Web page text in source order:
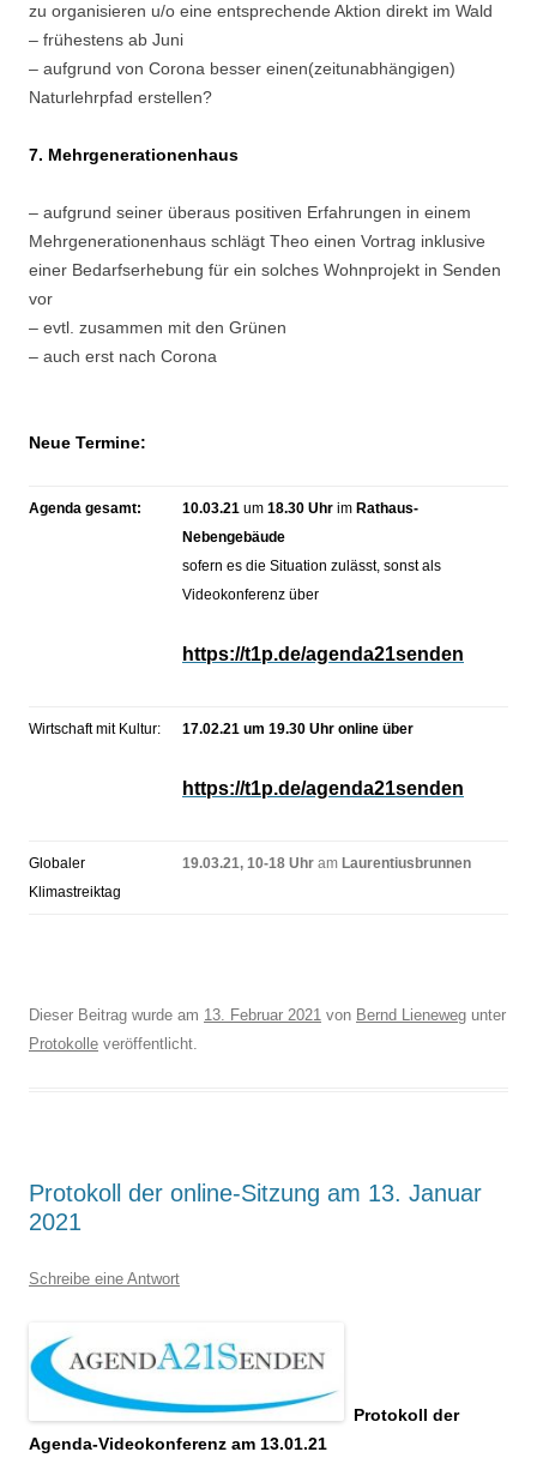
zu organisieren u/o eine entsprechende Aktion direkt im Wald
– frühestens ab Juni
– aufgrund von Corona besser einen(zeitunabhängigen)
Naturlehrpfad erstellen?
7. Mehrgenerationenhaus
– aufgrund seiner überaus positiven Erfahrungen in einem
Mehrgenerationenhaus schlägt Theo einen Vortrag inklusive
einer Bedarfserhebung für ein solches Wohnprojekt in Senden
vor
– evtl. zusammen mit den Grünen
– auch erst nach Corona
Neue Termine:
Agenda gesamt: 10.03.21 um 18.30 Uhr im Rathaus-
Nebengebäude
sofern es die Situation zulässt, sonst als
Videokonferenz über
https://t1p.de/agenda21senden
Wirtschaft mit Kultur: 17.02.21 um 19.30 Uhr online über
https://t1p.de/agenda21senden
Globaler
Klimastreiktag
19.03.21, 10-18 Uhr am Laurentiusbrunnen
Dieser Beitrag wurde am 13. Februar 2021 von Bernd Lieneweg unter
Protokolle veröffentlicht.
Protokoll der online-Sitzung am 13. Januar
2021
Schreibe eine Antwort
Protokoll der
Agenda-Videokonferenz am 13.01.21